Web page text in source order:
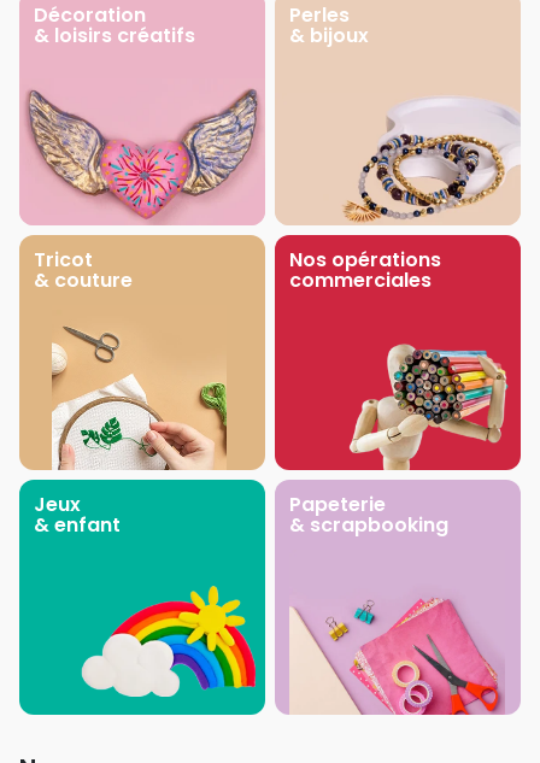
Décoration
& loisirs créatifs
Perles
& bijoux
Tricot
& couture
Nos opérations
commerciales
Jeux
& enfant
Papeterie
& scrapbooking